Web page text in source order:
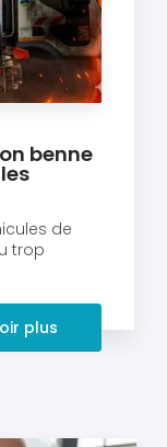
benne
de
trop
plus